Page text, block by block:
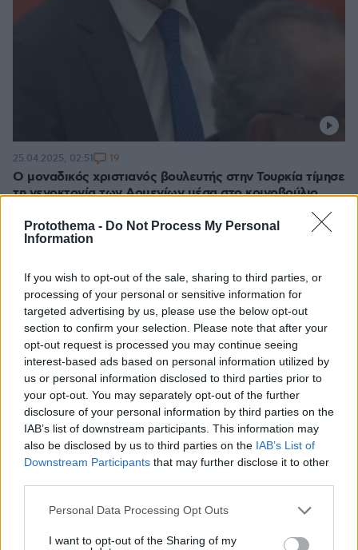
Protothema - Do Not Process My Personal
Information
If you wish to opt-out of the sale, sharing to third parties, or
processing of your personal or sensitive information for
targeted advertising by us, please use the below opt-out
section to confirm your selection. Please note that after your
opt-out request is processed you may continue seeing
interest-based ads based on personal information utilized by
us or personal information disclosed to third parties prior to
your opt-out. You may separately opt-out of the further
disclosure of your personal information by third parties on the
IAB’s list of downstream participants. This information may
also be disclosed by us to third parties on the IAB’s List of
Downstream Participants that may further disclose it to other
Please note that this website/app uses one or more Google
not limited to your visit or usage behaviour. You may click to
Personal Data Processing Opt Outs
I want to opt-out of the Sharing of my
Ο μοναδικός χριστιανός βουλευτής στην Τουρκία τίμησε
τη γενοκτονία των Αρμενίων μέσα στο κοινοβούλιο
Ισότητας και Δημοκρατίας των Λαών αναφέρθηκε,
25.04.2025, 02:51 19